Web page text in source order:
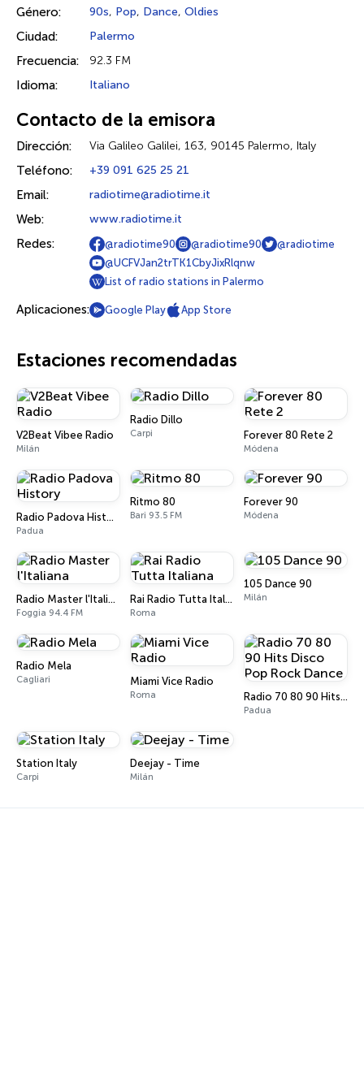
Género: 90s, Pop, Dance, Oldies
Ciudad: Palermo
Frecuencia: 92.3 FM
Idioma: Italiano
Contacto de la emisora
Dirección: Via Galileo Galilei, 163, 90145 Palermo, Italy
Teléfono: +39 091 625 25 21
Email: radiotime@radiotime.it
Web: www.radiotime.it
Redes: @radiotime90 @radiotime90
@radiotime
@UCFVJan2trTK1CbyJixRlqnw
List of radio stations in Palermo
Aplicaciones: Google Play App Store
Estaciones recomendadas
V2Beat Vibee Radio
Milán
Radio Dillo
Carpi Forever 80 Rete 2
Módena
Radio Padova History
Padua
Ritmo 80
Bari 93.5 FM
Forever 90
Módena
Radio Master l'Italiana
Foggia 94.4 FM
Rai Radio Tutta Italiana
Roma
105 Dance 90
Milán
Radio Mela
Cagliari Miami Vice Radio
Roma Radio 70 80 90 Hits Disco Pop Rock Dance
Padua
Station Italy
Carpi
Deejay - Time
Milán